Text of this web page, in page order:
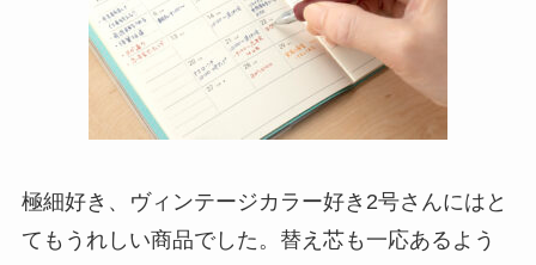
極細好き、ヴィンテージカラー好き2号さんにはと
てもうれしい商品でした。替え芯も一応あるよう